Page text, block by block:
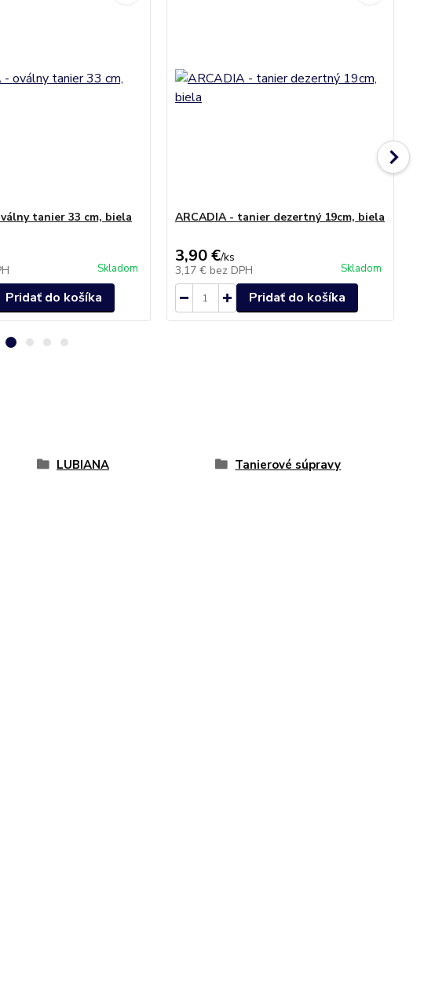
tanier 33 cm, biela
Skladom
Pridať do košíka
ARCADIA - tanier dezertný 19cm, biela
3,90 €/ks
3,17 € bez DPH Skladom
Pridať do košíka
LUBIANA Tanierové súpravy